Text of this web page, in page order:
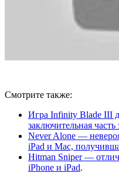
Смотрите также:
Игра Infinity Blade III
заключительная
Never Alone —
iPad и Mac,
Hitman Sniper —
iPhone и iPad.